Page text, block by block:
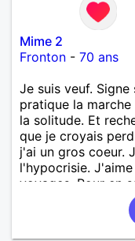
Mime 2
Fronton - 70 ans
Je suis veuf.
pratique la
la solitude. Et
que je croyais
j'ai un gros coeur.
l'hypocrisie.
voyages. Pour en